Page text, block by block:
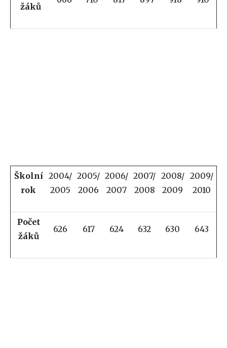
žáků
Školní
rok
2004/
2005
2005/
2006
2006/
2007
2007/
2008
2008/
2009
2009/
2010
Počet
žáků
626 617 624 632 630 643